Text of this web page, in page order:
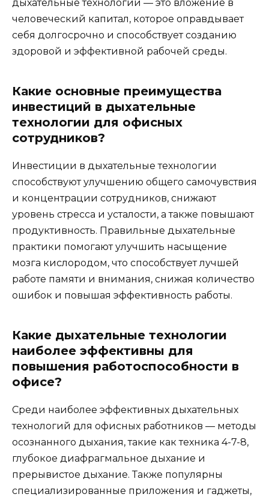
дыхательные технологии — это вложение в
человеческий капитал, которое оправдывает
себя долгосрочно и способствует созданию
здоровой и эффективной рабочей среды.
Какие основные преимущества
инвестиций в дыхательные
технологии для офисных
сотрудников?
Инвестиции в дыхательные технологии
способствуют улучшению общего самочувствия
и концентрации сотрудников, снижают
уровень стресса и усталости, а также повышают
продуктивность. Правильные дыхательные
практики помогают улучшить насыщение
мозга кислородом, что способствует лучшей
работе памяти и внимания, снижая количество
ошибок и повышая эффективность работы.
Какие дыхательные технологии
наиболее эффективны для
повышения работоспособности в
офисе?
Среди наиболее эффективных дыхательных
технологий для офисных работников — методы
осознанного дыхания, такие как техника 4-7-8,
глубокое диафрагмальное дыхание и
прерывистое дыхание. Также популярны
специализированные приложения и гаджеты,